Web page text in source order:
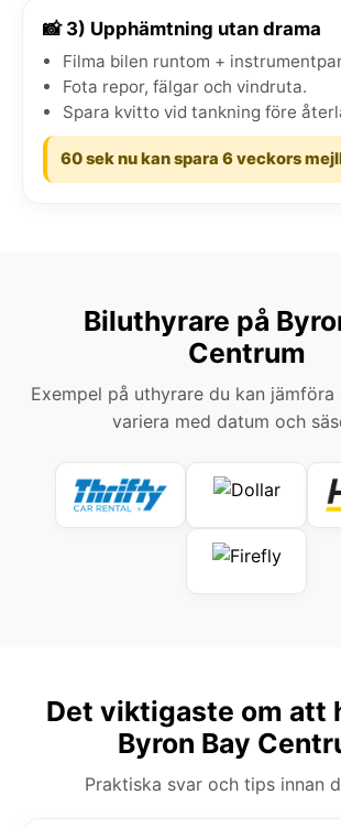
📸 3) Upphämtning utan drama
Filma bilen runtom +
Fota repor, fälgar och vindruta.
Spara kvitto vid tankning före
60 sek nu kan spara 6 veckors
Biluthyrare på
Centrum
Exempel på uthyrare du kan
variera med datum och
Det viktigaste om att
Byron Bay
Praktiska svar och tips innan